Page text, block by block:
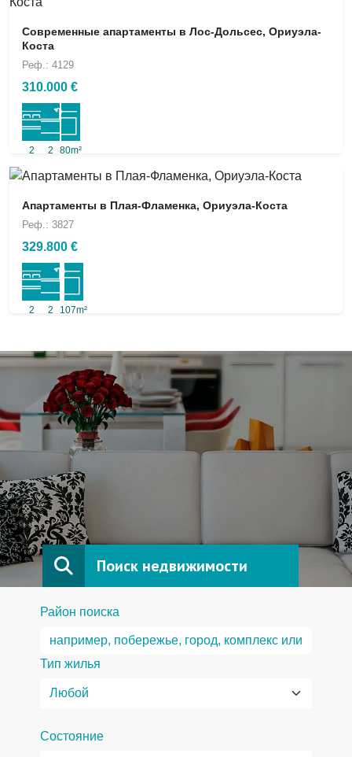
Современные апартаменты в Лос-Дольсес, Ориуэла-
Коста
Реф.: 4129
310.000 €
2 2 80m²
Апартаменты в Плая-Фламенка, Ориуэла-Коста
Реф.: 3827
329.800 €
2 2 107m²
Поиск недвижимости
Район поиска
Тип жилья
Состояние